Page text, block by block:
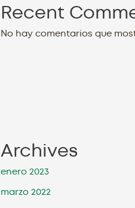
Recent
No hay comentarios que
Archives
enero 2023
marzo 2022